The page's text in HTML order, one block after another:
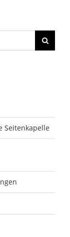
Seitenkapelle